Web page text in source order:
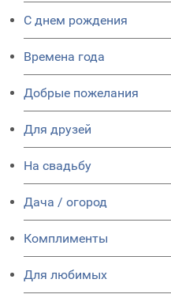
C днем рождения
Времена года
Добрые пожелания
Для друзей
На свадьбу
Дача / огород
Комплименты
Для любимых